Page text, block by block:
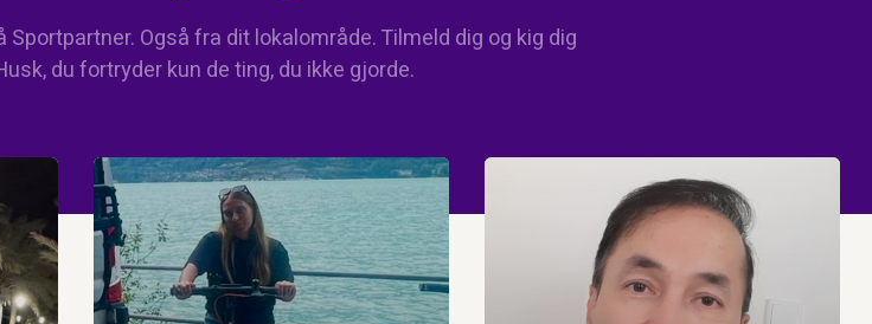
Også fra dit lokalområde. Tilmeld dig og kig dig
du fortryder kun de ting, du ikke gjorde.